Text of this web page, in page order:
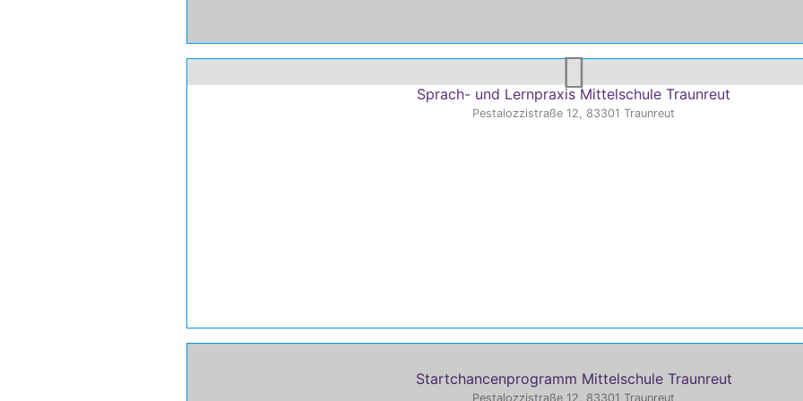
Sprach- und Lernpraxis Mittelschule Traunreut
Pestalozzistraße 12, 83301 Traunreut
Startchancenprogramm Mittelschule Traunreut
Pestalozzistraße 12, 83301 Traunreut